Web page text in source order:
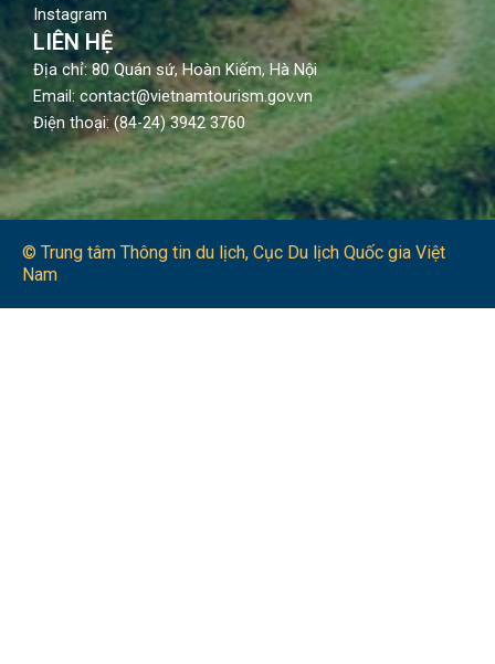
Instagram
LIÊN HỆ
Địa chỉ: 80 Quán sứ, Hoàn Kiếm, Hà Nội
Email: contact@vietnamtourism.gov.vn
Điện thoại: (84-24) 3942 3760
© Trung tâm Thông tin du lịch​, Cục Du lịch Quốc gia Việt
Nam